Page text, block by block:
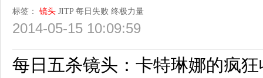
标签： 镜头 JITP 每日失败 终极力量
2014-05-15 10:09:59
每日五杀镜头：卡特琳娜的疯